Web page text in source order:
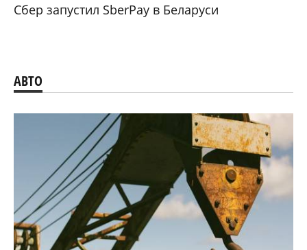
Сбер запустил SberPay в Беларуси
АВТО